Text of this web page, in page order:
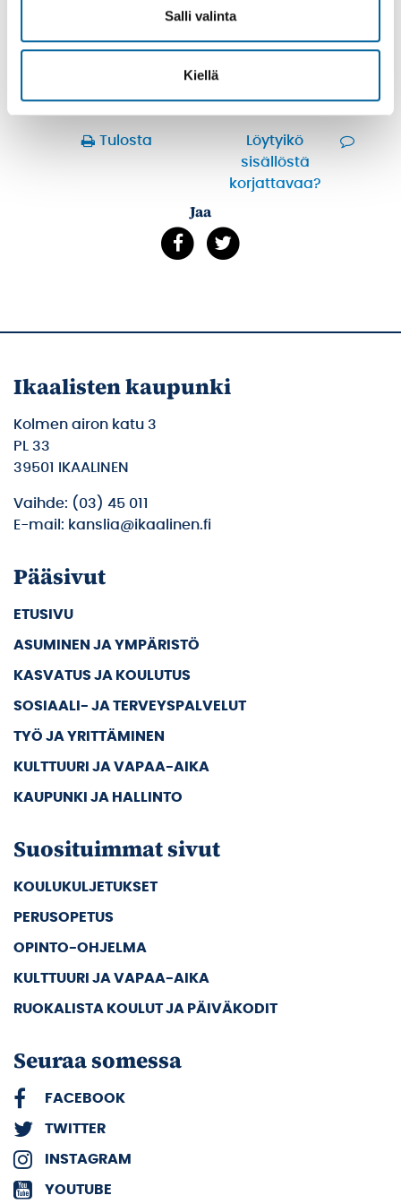
Salli valinta
Kiellä
Tulosta
Löytyikö
sisällöstä
korjattavaa?
Jaa
Ikaalisten kaupunki
Kolmen airon katu 3
PL 33
39501 IKAALINEN
Vaihde: (03) 45 011
E-mail: kanslia@ikaalinen.fi
Pääsivut
ETUSIVU
ASUMINEN JA YMPÄRISTÖ
KASVATUS JA KOULUTUS
SOSIAALI- JA TERVEYSPALVELUT
TYÖ JA YRITTÄMINEN
KULTTUURI JA VAPAA-AIKA
KAUPUNKI JA HALLINTO
Suosituimmat sivut
KOULUKULJETUKSET
PERUSOPETUS
OPINTO-OHJELMA
KULTTUURI JA VAPAA-AIKA
RUOKALISTA KOULUT JA PÄIVÄKODIT
Seuraa somessa
FACEBOOK
TWITTER
INSTAGRAM
YOUTUBE